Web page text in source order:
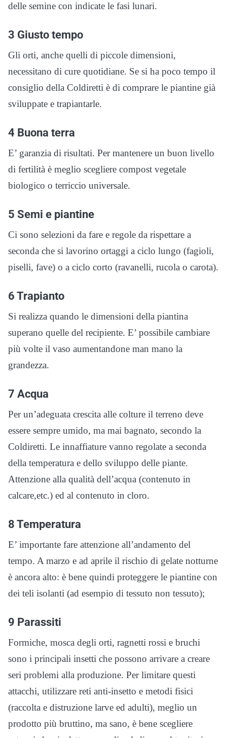
delle semine con indicate le fasi lunari.
3 Giusto tempo
Gli orti, anche quelli di piccole dimensioni,
necessitano di cure quotidiane. Se si ha poco tempo il
consiglio della Coldiretti è di comprare le piantine già
sviluppate e trapiantarle.
4 Buona terra
E’ garanzia di risultati. Per mantenere un buon livello
di fertilità è meglio scegliere compost vegetale
biologico o terriccio universale.
5 Semi e piantine
Ci sono selezioni da fare e regole da rispettare a
seconda che si lavorino ortaggi a ciclo lungo (fagioli,
piselli, fave) o a ciclo corto (ravanelli, rucola o carota).
6 Trapianto
Si realizza quando le dimensioni della piantina
superano quelle del recipiente. E’ possibile cambiare
più volte il vaso aumentandone man mano la
grandezza.
7 Acqua
Per un’adeguata crescita alle colture il terreno deve
essere sempre umido, ma mai bagnato, secondo la
Coldiretti. Le innaffiature vanno regolate a seconda
della temperatura e dello sviluppo delle piante.
Attenzione alla qualità dell’acqua (contenuto in
calcare,etc.) ed al contenuto in cloro.
8 Temperatura
E’ importante fare attenzione all’andamento del
tempo. A marzo e ad aprile il rischio di gelate notturne
è ancora alto: è bene quindi proteggere le piantine con
dei teli isolanti (ad esempio di tessuto non tessuto);
9 Parassiti
Formiche, mosca degli orti, ragnetti rossi e bruchi
sono i principali insetti che possono arrivare a creare
seri problemi alla produzione. Per limitare questi
attacchi, utilizzare reti anti-insetto e metodi fisici
(raccolta e distruzione larve ed adulti), meglio un
prodotto più bruttino, ma sano, è bene scegliere